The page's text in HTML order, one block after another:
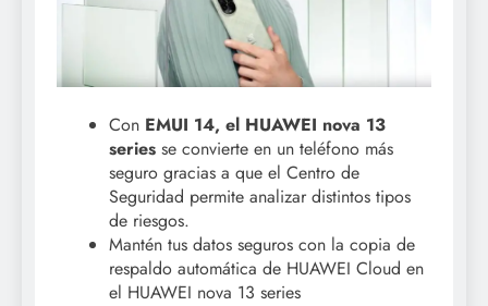
Con EMUI 14, el HUAWEI nova 13
series se convierte en un teléfono más
seguro gracias a que el Centro de
Seguridad permite analizar distintos tipos
de riesgos.
Mantén tus datos seguros con la copia de
respaldo automática de HUAWEI Cloud en
el HUAWEI nova 13 series